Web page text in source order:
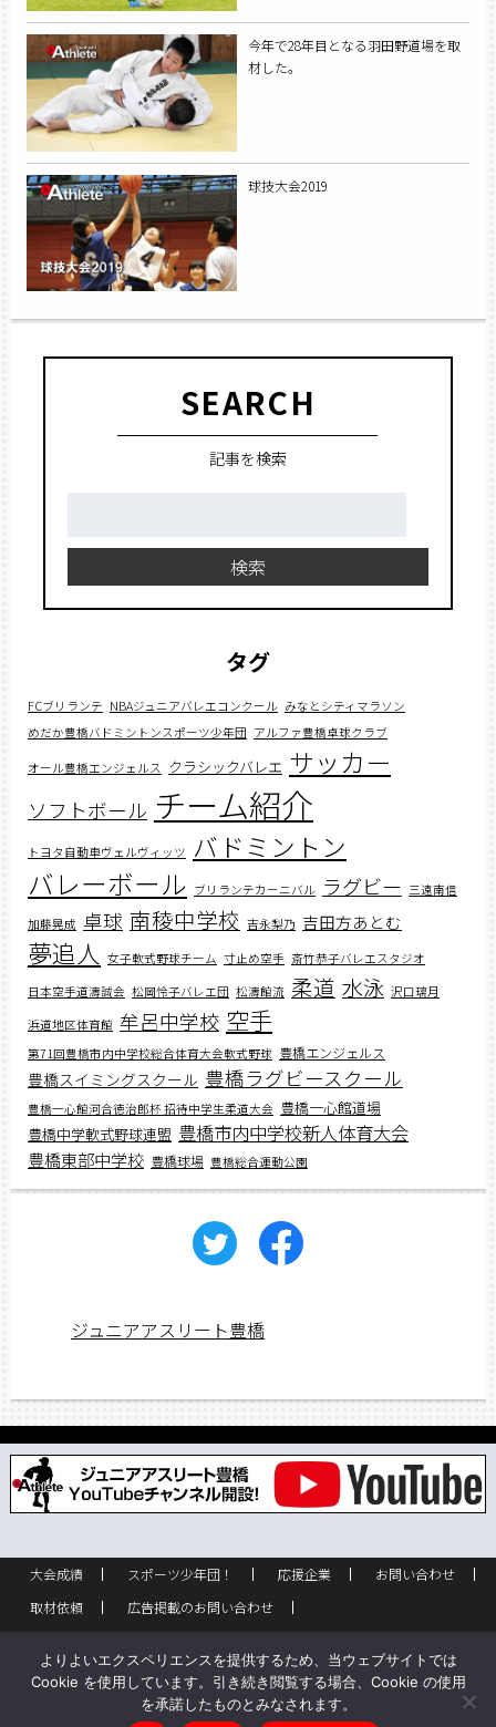
今年で28年目となる羽田野道場を取
材した。
球技大会2019
SEARCH
記事を検索
検索
タグ
FCブリランテ NBAジュニアバレエコンクール みなとシティマラソン
めだか豊橋バドミントンスポーツ少年団 アルファ豊橋卓球クラブ
オール豊橋エンジェルス クラシックバレエ サッカー
ソフトボール チーム紹介
トヨタ自動車ヴェルヴィッツ バドミントン
バレーボール ブリランテカーニバル ラグビー 三遠南信
加藤晃成 卓球 南稜中学校 吉永梨乃 吉田方あとむ
夢追人 女子軟式野球チーム 寸止め空手 斎竹恭子バレエスタジオ
日本空手道濤誠会 松岡怜子バレエ団 松濤館流 柔道 水泳 沢口璃月
浜道地区体育館 牟呂中学校 空手
第71回豊橋市内中学校総合体育大会軟式野球 豊橋エンジェルス
豊橋スイミングスクール 豊橋ラグビースクール
豊橋一心館河合徳治郎杯 招待中学生柔道大会 豊橋一心館道場
豊橋中学軟式野球連盟 豊橋市内中学校新人体育大会
豊橋東部中学校 豊橋球場 豊橋総合運動公園
ジュニアアスリート豊橋
大会成績 スポーツ少年団！ 応援企業
お問い合わせ
取材依頼
広告掲載のお問い合わせ
バックナンバー
サイトポリシー
Copyright © ジュニアアスリート豊橋 All rights reserved.
よりよいエクスペリエンスを提供するため、当ウェブサイトでは
Cookie を使用しています。引き続き閲覧する場合、Cookie の使用
を承諾したものとみなされます。